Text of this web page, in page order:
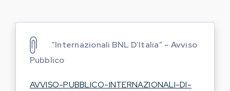
“Internazionali BNL D’Italia” – Avviso
Pubblico
AVVISO-PUBBLICO-INTERNAZIONALI-DI-